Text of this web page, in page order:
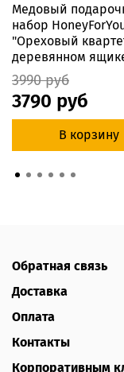
Медовый
набор
"Ореховый
деревянном
3990 руб
3790 руб
В корзину
Обратная связь
Доставка
Оплата
Контакты
Корпоративным